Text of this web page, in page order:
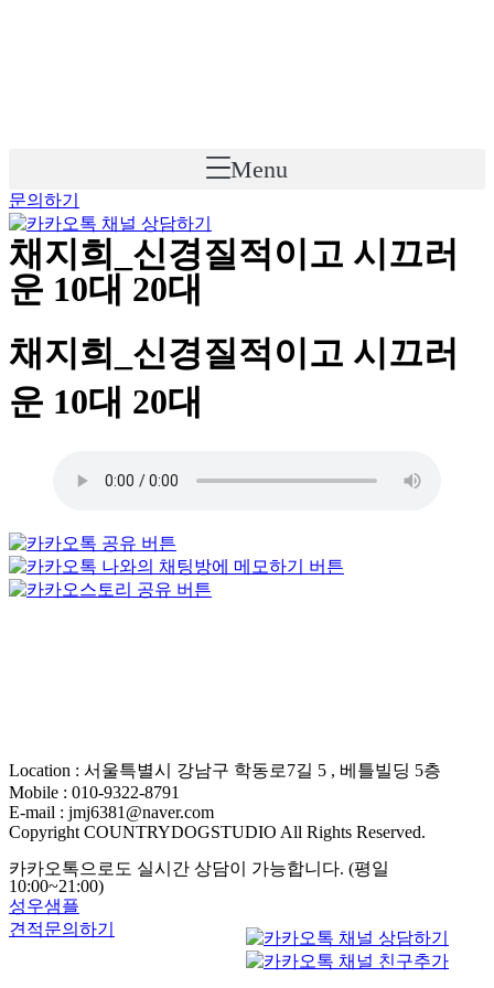
Menu
문의하기
채지희_신경질적이고 시끄러
운 10대 20대
채지희_신경질적이고 시끄러
운 10대 20대
Location : 서울특별시 강남구 학동로7길 5 , 베틀빌딩 5층
Mobile : 010-9322-8791
E-mail : jmj6381@naver.com
Copyright COUNTRYDOGSTUDIO All Rights Reserved.
카카오톡으로도 실시간 상담이 가능합니다. (평일
10:00~21:00)
성우샘플
견적문의하기